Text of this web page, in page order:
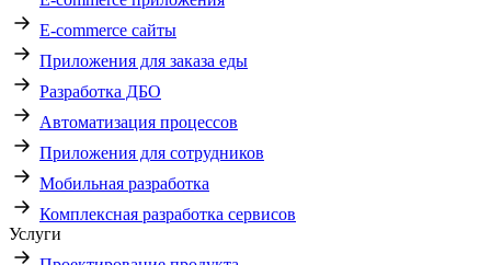
E-commerce сайты
Приложения для заказа еды
Разработка ДБО
Автоматизация процессов
Приложения для сотрудников
Мобильная разработка
Комплексная разработка сервисов
Услуги